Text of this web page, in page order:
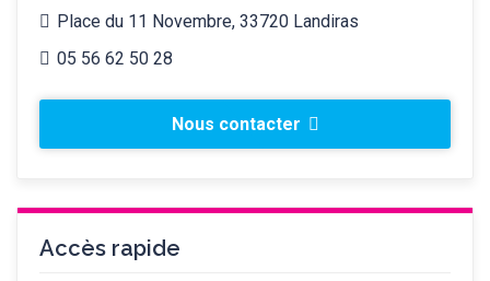
Place du 11 Novembre, 33720 Landiras
05 56 62 50 28
Nous contacter
Accès rapide